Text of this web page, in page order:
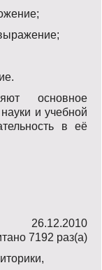
основное
науки и учебной
в её
26.12.2010
7192 раз(a)
,